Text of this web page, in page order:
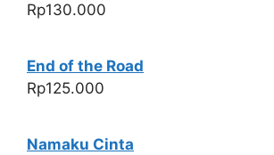
Rp130.000
End of the Road
Rp125.000
Namaku Cinta